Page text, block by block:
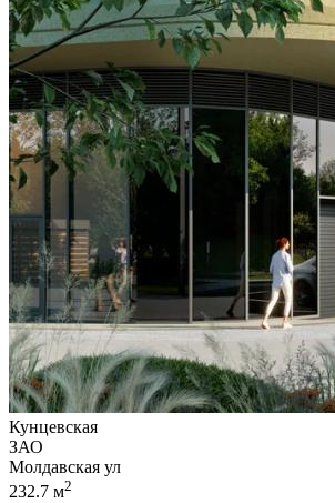
Кунцевская
ЗАО
Молдавская ул
232.7 м2